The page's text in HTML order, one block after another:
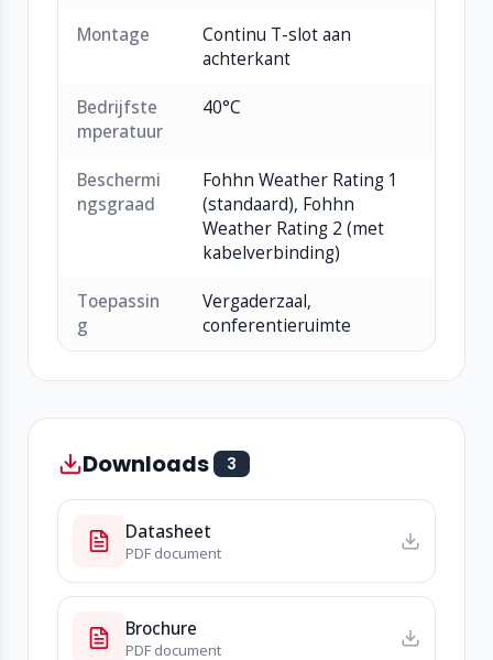
Montage
Continu T-slot aan
achterkant
Bedrijfste
mperatuur
40°C
Beschermi
ngsgraad
Fohhn Weather Rating 1
(standaard), Fohhn
Weather Rating 2 (met
kabelverbinding)
Toepassin
g
Vergaderzaal,
conferentieruimte
Downloads 3
Datasheet
PDF document
Brochure
PDF document